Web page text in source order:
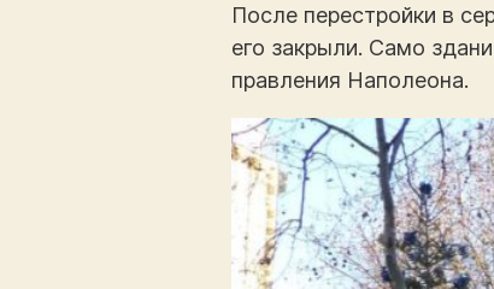
После перестройки в
его закрыли. Само
правления Наполеона.